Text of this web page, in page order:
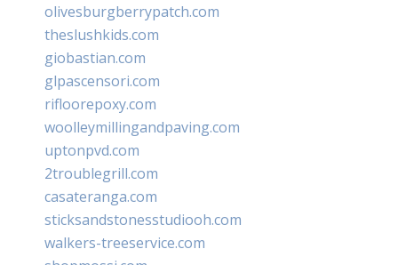
olivesburgberrypatch.com
theslushkids.com
giobastian.com
glpascensori.com
rifloorepoxy.com
woolleymillingandpaving.com
uptonpvd.com
2troublegrill.com
casateranga.com
sticksandstonesstudiooh.com
walkers-treeservice.com